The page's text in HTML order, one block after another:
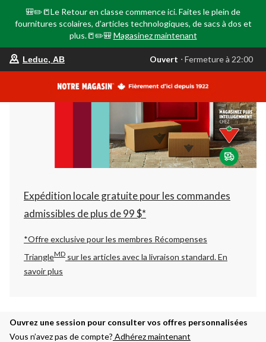
🎒✏️📒Le Retour en classe commence ici. Faites le plein de
fournitures scolaires, d'articles technologiques, de sacs à dos et
plus.📒✏️🎒 Magasinez maintenant
votre
est
AB,
Ouvert,
Fermeture
à
22:00
changer
Leduc, AB Ouvert ⋅ Fermeture à 22:00
Expédition locale gratuite pour les commandes
admissibles de plus de 99 $*
*Offre exclusive pour les membres Récompenses
TriangleMD sur les articles avec la livraison standard.En
savoir plus
Ouvrez une session pour consulter vos offres personnalisées
Vous n’avez pas de compte? Adhérez maintenant